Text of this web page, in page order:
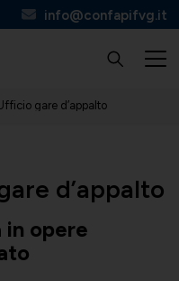
info@confapifvg.it
gare d’appalto
d’appalto
in opere